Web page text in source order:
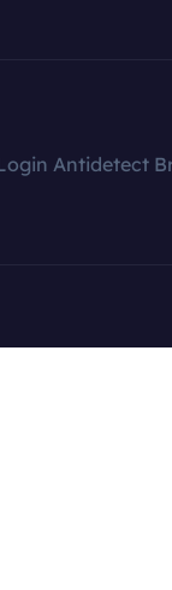
Antidetect